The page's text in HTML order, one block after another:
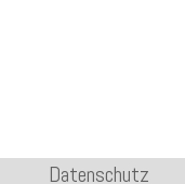
Datenschutz